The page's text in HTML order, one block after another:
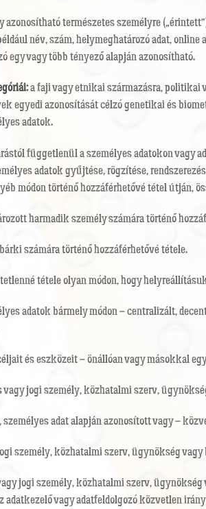
azonosítható természetes személyre
név, szám, helymeghatározó adat,
egy vagy több tényező alapján azonosítható.
a faji vagy etnikai származásra, politikai
egyedi azonosítását célzó genetikai és
adatok.
függetlenül a személyes adatokon vagy
adatok gyűjtése, rögzítése,
módon történő hozzáférhetővé tétel útján,
harmadik személy számára történő
számára történő hozzáférhetővé tétele.
tétele olyan módon, hogy
adatok bármely módon – centralizált,
és eszközeit – önállóan vagy másokkal
vagy jogi személy, közhatalmi szerv,
adat alapján azonosított vagy –
személy, közhatalmi szerv, ügynökség
jogi személy, közhatalmi szerv,
vagy adatfeldolgozó közvetlen